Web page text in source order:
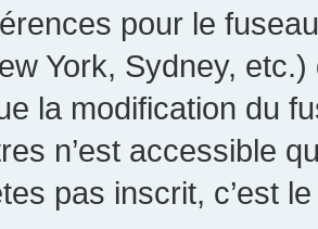
pour le
York, Sydney,
la modification du
n’est accessible
pas inscrit, c’est